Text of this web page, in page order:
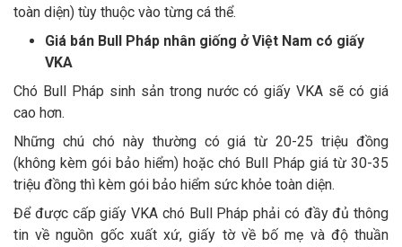
toàn diện) tùy thuộc vào từng cá thể.
Giá bán Bull Pháp nhân giống ở Việt Nam có giấy
VKA
Chó Bull Pháp sinh sản trong nước có giấy VKA sẽ có giá
cao hơn.
Những chú chó này thường có giá từ 20-25 triệu đồng
(không kèm gói bảo hiểm) hoặc chó Bull Pháp giá từ 30-35
triệu đồng thì kèm gói bảo hiểm sức khỏe toàn diện.
Để được cấp giấy VKA chó Bull Pháp phải có đầy đủ thông
tin về nguồn gốc xuất xứ, giấy tờ về bố mẹ và độ thuần